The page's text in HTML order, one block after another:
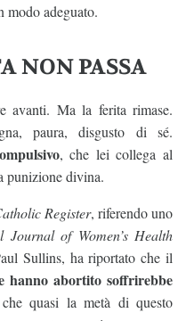
modo adeguato.
NON PASSA
avanti. Ma la ferita rimase.
paura, disgusto di sé.
, che lei collega al
punizione divina.
Register, riferendo uno
Journal of Women’s Health
Sullins, ha riportato che il
hanno abortito soffrirebbe
quasi la metà di questo